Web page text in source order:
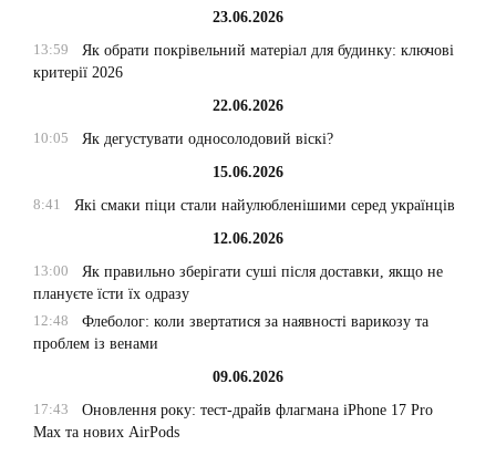
23.06.2026
13:59
Як обрати покрівельний матеріал для будинку: ключові
критерії 2026
22.06.2026
10:05
Як дегустувати односолодовий віскі?
15.06.2026
8:41
Які смаки піци стали найулюбленішими серед українців
12.06.2026
13:00
Як правильно зберігати суші після доставки, якщо не
плануєте їсти їх одразу
12:48
Флеболог: коли звертатися за наявності варикозу та
проблем із венами
09.06.2026
17:43
Оновлення року: тест-драйв флагмана iPhone 17 Pro
Max та нових AirPods